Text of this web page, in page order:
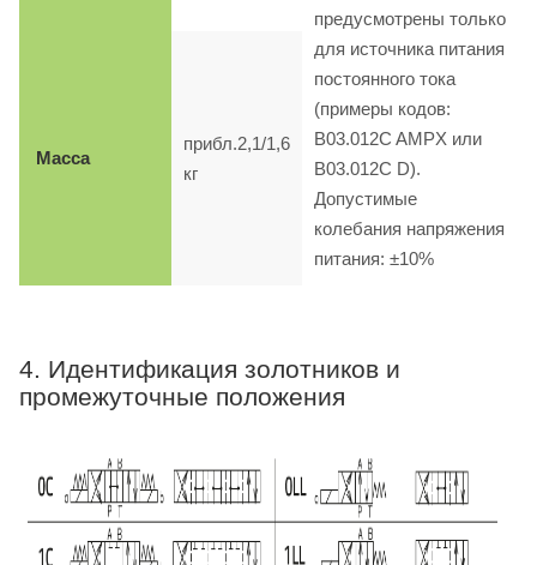
предусмотрены только
для источника питания
постоянного тока
(примеры кодов:
B03.012C AMPX или
B03.012C D).
Допустимые
колебания напряжения
питания: ±10%
Масса
прибл.2,1/1,6
кг
4. Идентификация золотников и
промежуточные положения